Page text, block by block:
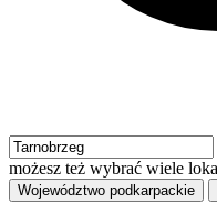
możesz też wybrać wiele
Województwo podkarpackie